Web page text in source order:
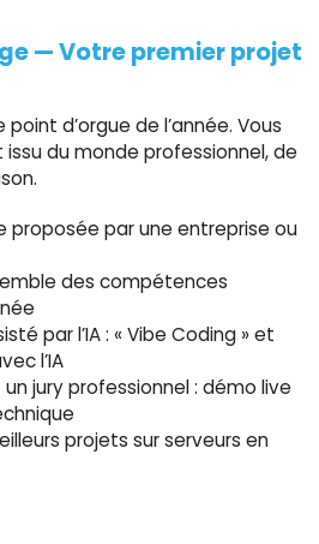
— Votre premier projet
d’orgue de l’année. Vous
du monde professionnel, de
proposée par une entreprise ou
des compétences
par l’IA : « Vibe Coding » et
l’IA
jury professionnel : démo live
projets sur serveurs en